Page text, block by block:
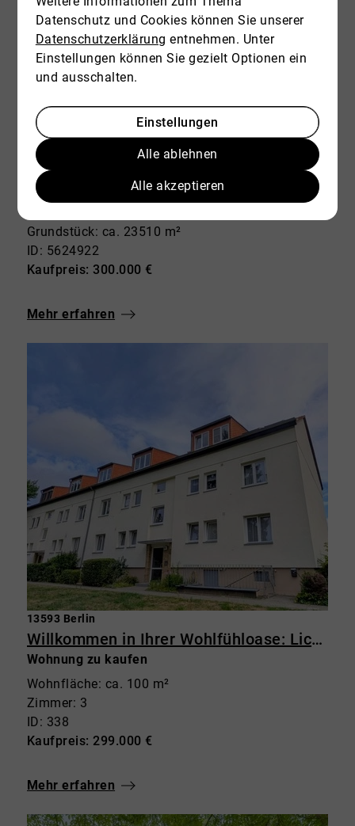
17039 Trollenhagen
Traumgrundstück mit historischem Gutshaus – 23.500 m² Grundstück mit Potenzial in Trollenhagen
Grundstück zu kaufen
Grundstück: ca. 23510 m²
ID: 5624922
Kaufpreis: 300.000 €
Mehr erfahren
13593 Berlin
Willkommen in Ihrer Wohlfühloase: Lichtdurchflutete 3-Zimmer-Wohnung im Grünen mit Balkon
Wohnung zu kaufen
Wohnfläche: ca. 100 m²
Zimmer: 3
ID: 338
Kaufpreis: 299.000 €
Mehr erfahren
Datenschutz und Cookies können Sie unserer
Datenschutzerklärung entnehmen. Unter
Einstellungen können Sie gezielt Optionen ein
und ausschalten.
Einstellungen
Alle ablehnen
Alle akzeptieren